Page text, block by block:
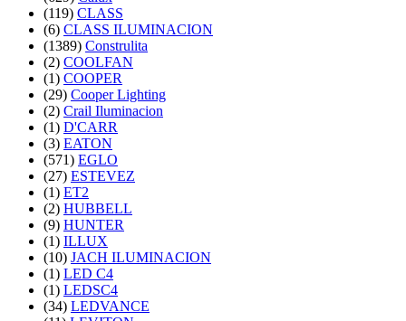
(119) CLASS
(6) CLASS ILUMINACION
(1389) Construlita
(2) COOLFAN
(1) COOPER
(29) Cooper Lighting
(2) Crail Iluminacion
(1) D'CARR
(3) EATON
(571) EGLO
(27) ESTEVEZ
(1) ET2
(2) HUBBELL
(9) HUNTER
(1) ILLUX
(10) JACH ILUMINACION
(1) LED C4
(1) LEDSC4
(34) LEDVANCE